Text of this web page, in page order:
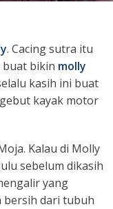
. Cacing sutra itu
bikin molly
kasih ini buat
kayak motor
Kalau di Molly
sebelum dikasih
yang
bersih dari tubuh